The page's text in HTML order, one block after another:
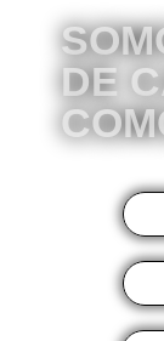
DE